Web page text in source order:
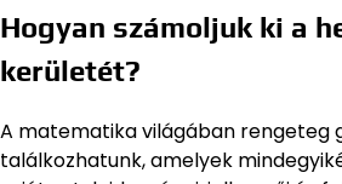
Hogyan számoljuk ki a
kerületét?
A matematika világában rengeteg
találkozhatunk, amelyek